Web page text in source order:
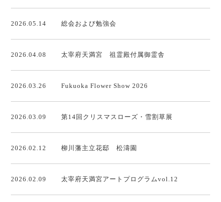
2026.05.14 総会および勉強会
2026.04.08 太宰府天満宮 祖霊殿付属御霊舎
2026.03.26 Fukuoka Flower Show 2026
2026.03.09 第14回クリスマスローズ・雪割草展
2026.02.12 柳川藩主立花邸 松濤園
2026.02.09 太宰府天満宮アートプログラムvol.12